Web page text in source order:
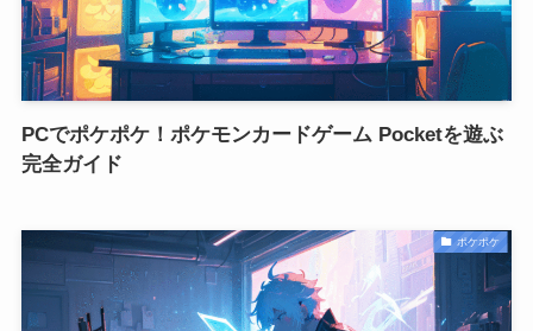
PCでポケポケ！ポケモンカードゲーム Pocketを遊ぶ
完全ガイド
ポケポケ